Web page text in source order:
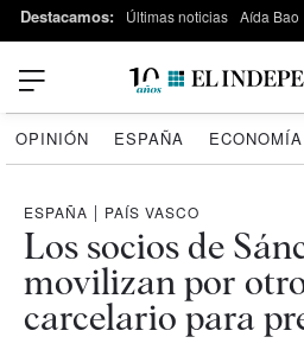
Destacamos: Últimas noticias Aída Bao
OPINIÓN ESPAÑA ECONOMÍA
ESPAÑA | PAÍS VASCO
Los socios de
movilizan por
carcelario para